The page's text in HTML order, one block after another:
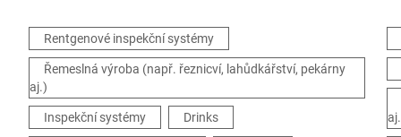
Tímto potvrzuji, že souhlasím s použitím svých údajů ke
zpracování tohoto požadavku Další informace naleznete v
Prohlášení o ochraně údajů*
Rentgenové inspekční systémy
Řemeslná výroba (např. řeznicví, lahůdkářství, pekárny
aj.)
Inspekční systémy
Drinks